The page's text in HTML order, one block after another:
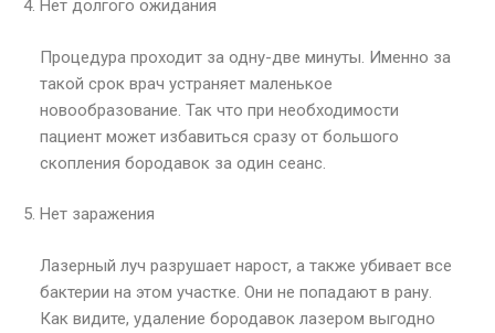
Нет долгого ожидания
Процедура проходит за одну-две минуты. Именно за
такой срок врач устраняет маленькое
новообразование. Так что при необходимости
пациент может избавиться сразу от большого
скопления бородавок за один сеанс.
Нет заражения
Лазерный луч разрушает нарост, а также убивает все
бактерии на этом участке. Они не попадают в рану.
Как видите, удаление бородавок лазером выгодно